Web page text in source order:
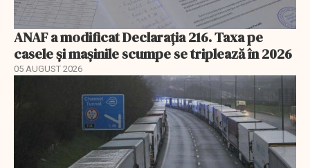
ANAF a modificat Declarația 216. Taxa pe
casele și mașinile scumpe se triplează în 2026
05 AUGUST 2026